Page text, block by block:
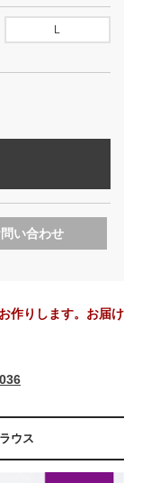
L
い合わせ
作りします。お届け
ウス